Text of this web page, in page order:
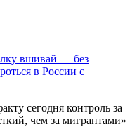
вшивай — без
в России с
сегодня контроль за
чем за мигрантами»